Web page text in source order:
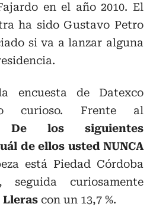
en el año 2010. El
ha sido Gustavo Petro
si va a lanzar alguna
encuesta de Datexco
curioso. Frente al
De los siguientes
de ellos usted NUNCA
está Piedad Córdoba
curiosamente
Lleras con un 13,7 %.